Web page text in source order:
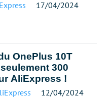
17/04/2024
OnePlus 10T
300
AliExpress !
12/04/2024